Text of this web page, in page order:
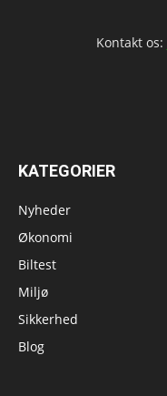
Kontakt os:
KATEGORIER
Nyheder
Økonomi
Biltest
Miljø
Sikkerhed
Blog